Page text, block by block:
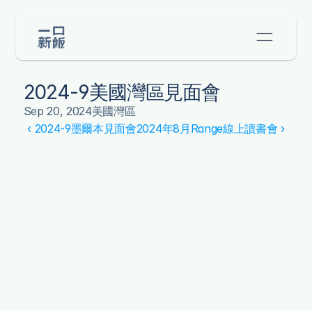
2024-9美國灣區見面會
Sep 20, 2024美國灣區
‹ 2024-9墨爾本見面會2024年8月Range線上讀書會 ›